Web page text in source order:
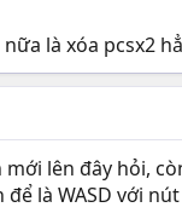
là xóa pcsx2
lên đây hỏi,
là WASD với